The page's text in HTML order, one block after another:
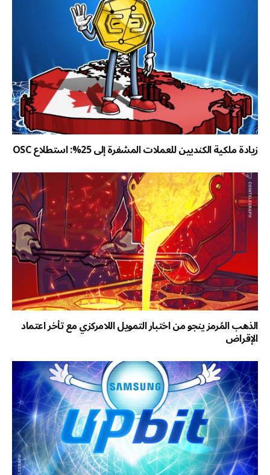
زيادة ملكية الكنديين للعملات المشفرة إلى 25%: استطلاع OSC
الذهب المُرمز ينجو من اختبار التمويل اللامركزي مع تأخر اعتماد
الإقراض